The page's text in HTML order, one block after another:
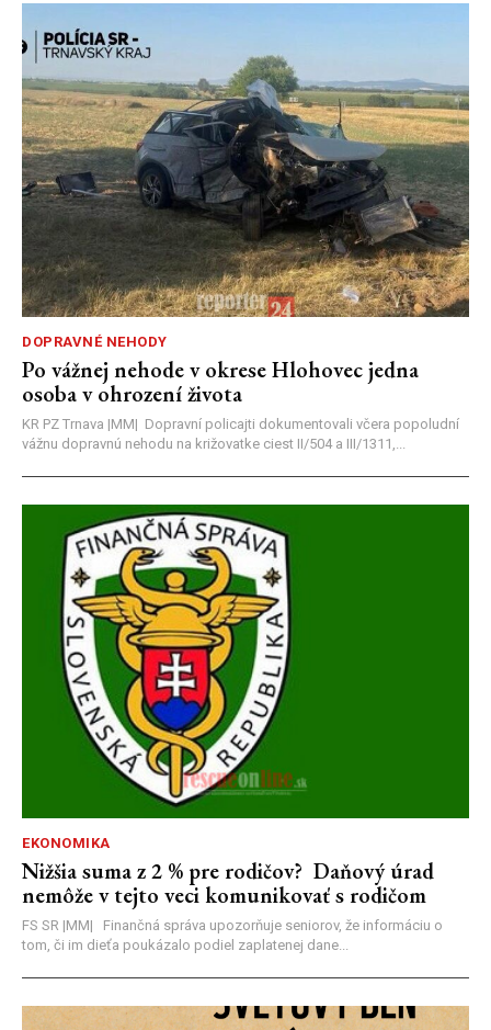
DOPRAVNÉ NEHODY
Po vážnej nehode v okrese Hlohovec jedna
osoba v ohrození života
KR PZ Trnava |MM| Dopravní policajti dokumentovali včera popoludní
vážnu dopravnú nehodu na križovatke ciest II/504 a III/1311,...
EKONOMIKA
Nižšia suma z 2 % pre rodičov? Daňový úrad
nemôže v tejto veci komunikovať s rodičom
FS SR |MM| Finančná správa upozorňuje seniorov, že informáciu o
tom, či im dieťa poukázalo podiel zaplatenej dane...